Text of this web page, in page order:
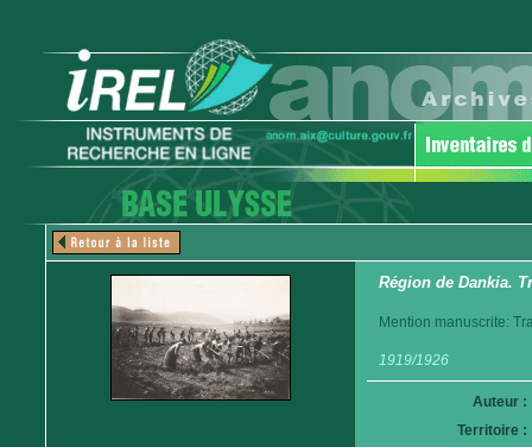
Région de Dankia.
Mention manuscrite:
1919/1926
Auteur :
Territoire :